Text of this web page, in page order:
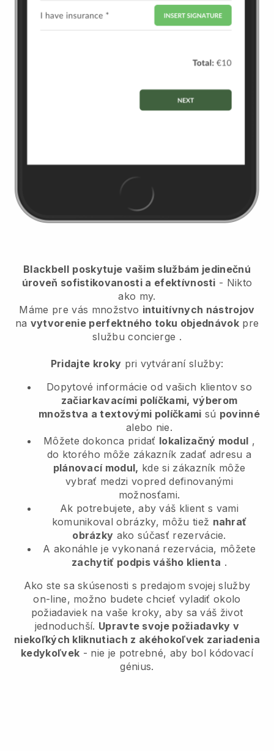
Blackbell poskytuje vašim službám jedinečnú
úroveň sofistikovanosti a efektívnosti - Nikto
ako my.
Máme pre vás množstvo intuitívnych nástrojov
na vytvorenie perfektného toku objednávok pre
službu concierge .
Pridajte kroky pri vytváraní služby:
Dopytové informácie od vašich klientov so
začiarkavacími políčkami, výberom
množstva a textovými políčkami sú povinné
alebo nie.
Môžete dokonca pridať lokalizačný modul ,
do ktorého môže zákazník zadať adresu a
plánovací modul, kde si zákazník môže
vybrať medzi vopred definovanými
možnosťami.
Ak potrebujete, aby váš klient s vami
komunikoval obrázky, môžu tiež nahrať
obrázky ako súčasť rezervácie.
A akonáhle je vykonaná rezervácia, môžete
zachytiť podpis vášho klienta .
Ako ste sa skúsenosti s predajom svojej služby
on-line, možno budete chcieť vyladiť okolo
požiadaviek na vaše kroky, aby sa váš život
jednoduchší. Upravte svoje požiadavky v
niekoľkých kliknutiach z akéhokoľvek zariadenia
kedykoľvek - nie je potrebné, aby bol kódovací
génius.